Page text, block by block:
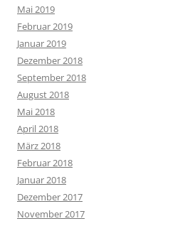
Mai 2019
Februar 2019
Januar 2019
Dezember 2018
September 2018
August 2018
Mai 2018
April 2018
März 2018
Februar 2018
Januar 2018
Dezember 2017
November 2017